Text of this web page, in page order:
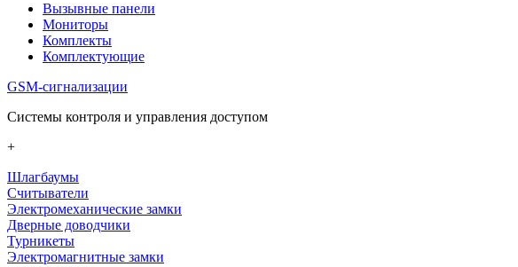
Вызывные панели
Мониторы
Комплекты
Комплектующие
GSM-сигнализации
Системы контроля и управления доступом
+
Шлагбаумы
Считыватели
Электромеханические замки
Дверные доводчики
Турникеты
Электромагнитные замки